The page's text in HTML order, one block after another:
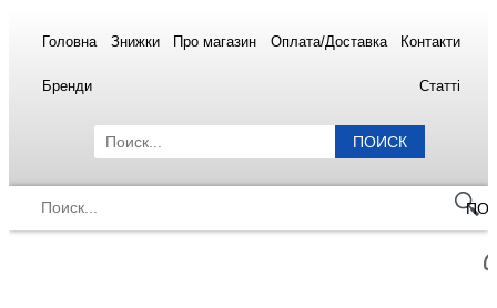
Головна Знижки Про магазин Оплата/Доставка Контакти
Бренди Статті
ПОИСК